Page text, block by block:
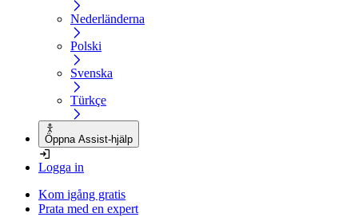
Nederländerna
Polski
Svenska
Türkçe
Öppna Assist-hjälp
Logga in
Kom igång gratis
Prata med en expert